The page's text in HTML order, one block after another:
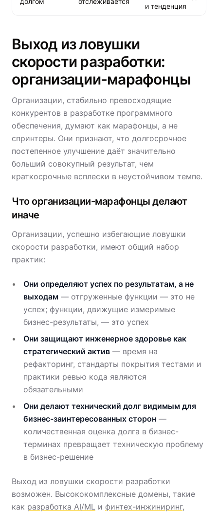
и тенденция
Выход из ловушки
скорости разработки:
организации-марафонцы
Организации, стабильно превосходящие
конкурентов в разработке программного
обеспечения, думают как марафонцы, а не
спринтеры. Они признают, что долгосрочное
постепенное улучшение даёт значительно
больший совокупный результат, чем
краткосрочные всплески в неустойчивом темпе.
Что организации-марафонцы делают
иначе
Организации, успешно избегающие ловушки
скорости разработки, имеют общий набор
практик:
Они определяют успех по результатам, а не
выходам — отгруженные функции — это не
успех; функции, движущие измеримые
бизнес-результаты, — это успех
Они защищают инженерное здоровье как
стратегический актив — время на
рефакторинг, стандарты покрытия тестами и
практики ревью кода являются
обязательными
Они делают технический долг видимым для
бизнес-заинтересованных сторон —
количественная оценка долга в бизнес-
терминах превращает техническую проблему
в бизнес-решение
Выход из ловушки скорости разработки
возможен. Высококомплексные домены, такие
как разработка AI/ML и финтех-инжиниринг,